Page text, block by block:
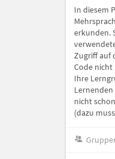
In diesem
erkunden.
Zugriff auf
Code nicht
Ihre
nicht
(dazu